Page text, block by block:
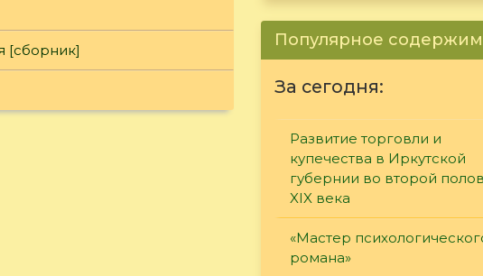
[сборник]
Популярное
За сегодня:
Развитие торговли и
купечества в Иркутской
губернии во второй
XIX века
«Мастер
романа»